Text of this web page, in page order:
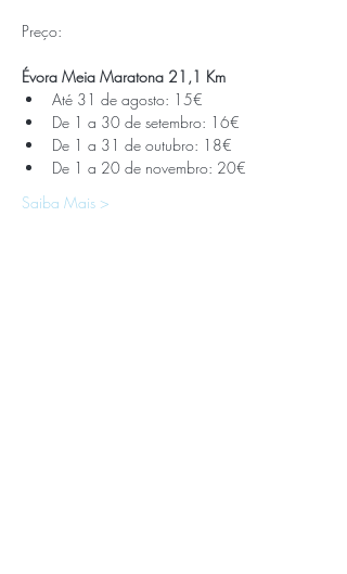
Preço:
Évora Meia Maratona 21,1 Km
Até 31 de agosto: 15€
De 1 a 30 de setembro: 16€
De 1 a 31 de outubro: 18€
De 1 a 20 de novembro: 20€
Saiba Mais >